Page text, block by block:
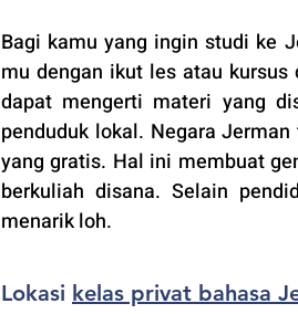
Bagi kamu yang ingin studi ke
mu dengan ikut les atau
dapat mengerti materi yang
penduduk lokal. Negara Jerman
yang gratis. Hal ini membuat
berkuliah disana. Selain
menarik loh.
Lokasi kelas privat bahasa